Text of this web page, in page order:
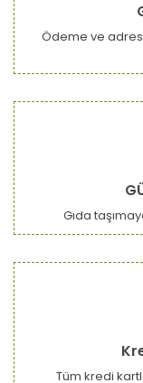
Ödeme ve
Gıda
Tüm kredi